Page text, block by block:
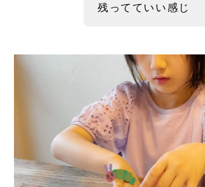
残ってていい感じ